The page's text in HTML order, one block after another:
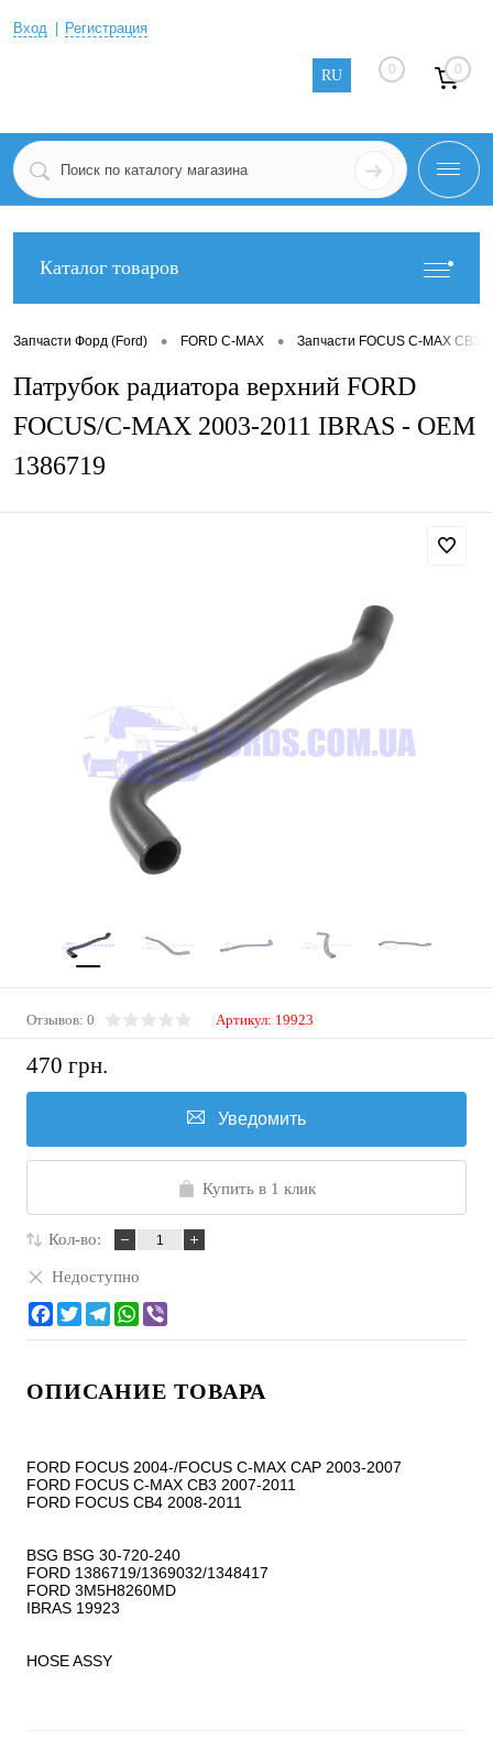
Вход Регистрация
RU 0 0
Каталог товаров
Запчасти Форд (Ford) • FORD C-MAX • Запчасти FOCUS C-MAX CB3
Патрубок радиатора верхний FORD
FOCUS/C-MAX 2003-2011 IBRAS - OEM
1386719
Отзывов: 0 Артикул: 19923
470 грн.
Уведомить
Купить в 1 клик
Кол-во:
Недоступно
ОПИСАНИЕ ТОВАРА
FORD FOCUS 2004-/FOCUS C-MAX CAP 2003-2007
FORD FOCUS C-MAX CB3 2007-2011
FORD FOCUS CB4 2008-2011
BSG BSG 30-720-240
FORD 1386719/1369032/1348417
FORD 3M5H8260MD
IBRAS 19923
HOSE ASSY